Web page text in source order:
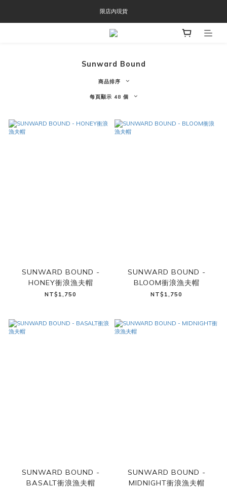
OOFOS週年慶限時8折優惠
限店內現貨
OOFOS週年慶限時8折優惠
Sunward Bound
商品排序
每頁顯示 48 個
SUNWARD BOUND -
HONEY衝浪漁夫帽
NT$1,750
SUNWARD BOUND -
BLOOM衝浪漁夫帽
NT$1,750
SUNWARD BOUND -
BASALT衝浪漁夫帽
SUNWARD BOUND -
MIDNIGHT衝浪漁夫帽